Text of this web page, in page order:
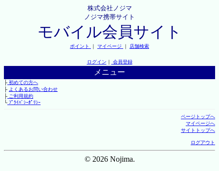
株式会社ノジマ
ノジマ携帯サイト
モバイル会員サイト
ポイント ｜ マイページ ｜ 店舗検索
ログイン ｜ 会員登録
メニュー
├初めての方へ
├ よくあるお問い合わせ
├ご利用規約
└ﾌﾟﾗｲﾊﾞｼｰﾎﾟﾘｼｰ
ページトップへ
マイページへ
サイトトップへ
ログアウト
© 2026 Nojima.